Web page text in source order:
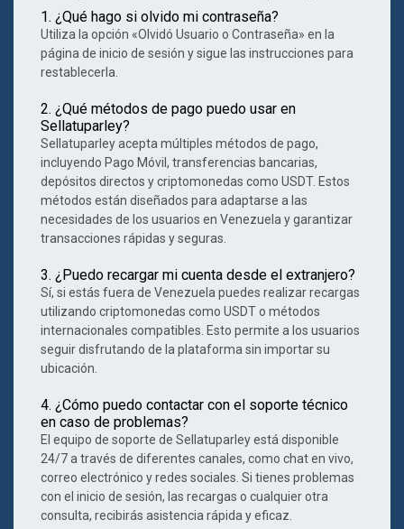
1. ¿Qué hago si olvido mi contraseña?
Utiliza la opción «Olvidó Usuario o Contraseña» en la
página de inicio de sesión y sigue las instrucciones para
restablecerla.
2. ¿Qué métodos de pago puedo usar en
Sellatuparley?
Sellatuparley acepta múltiples métodos de pago,
incluyendo Pago Móvil, transferencias bancarias,
depósitos directos y criptomonedas como USDT. Estos
métodos están diseñados para adaptarse a las
necesidades de los usuarios en Venezuela y garantizar
transacciones rápidas y seguras.
3. ¿Puedo recargar mi cuenta desde el extranjero?
Sí, si estás fuera de Venezuela puedes realizar recargas
utilizando criptomonedas como USDT o métodos
internacionales compatibles. Esto permite a los usuarios
seguir disfrutando de la plataforma sin importar su
ubicación.
4. ¿Cómo puedo contactar con el soporte técnico
en caso de problemas?
El equipo de soporte de Sellatuparley está disponible
24/7 a través de diferentes canales, como chat en vivo,
correo electrónico y redes sociales. Si tienes problemas
con el inicio de sesión, las recargas o cualquier otra
consulta, recibirás asistencia rápida y eficaz.